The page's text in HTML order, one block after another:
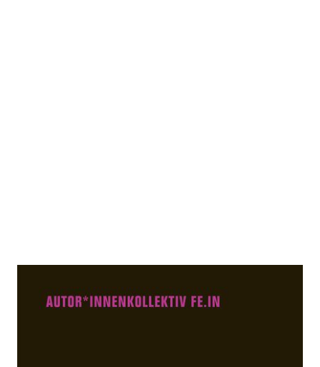
Frauen*rechte und Frauen*hass